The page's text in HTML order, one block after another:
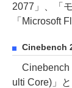
2077」、「
「Microsoft
Cinebench
Cinebench
ulti Core)」